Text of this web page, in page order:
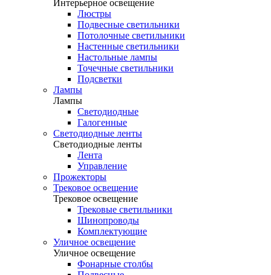
Интерьерное освещение
Люстры
Подвесные светильники
Потолочные светильники
Настенные светильники
Настольные лампы
Точечные светильники
Подсветки
Лампы
Лампы
Светодиодные
Галогенные
Светодиодные ленты
Светодиодные ленты
Лента
Управление
Прожекторы
Трековое освещение
Трековое освещение
Трековые светильники
Шинопроводы
Комплектующие
Уличное освещение
Уличное освещение
Фонарные столбы